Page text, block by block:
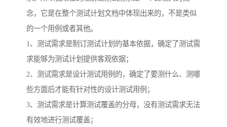
念，它是在整个测试计划文档中体现出来的，不是类似
的一个用例或者其他。
1、测试需求是制订测试计划的基本依据，确定了测试需
求能够为测试计划提供客观依据；
2、测试需求是设计测试用例的，确定了要测什么、测哪
些方面后才能有针对性的设计测试用例；
3、测试需求是计算测试覆盖的分母，没有测试需求无法
有效地进行测试覆盖；